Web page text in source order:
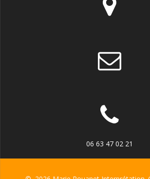
06 63 47 02 21